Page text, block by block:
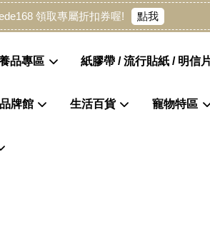
領取專屬折扣券喔! 點我
品專區 紙膠帶 / 流行貼紙 / 明信
牌館 生活百貨 寵物特區